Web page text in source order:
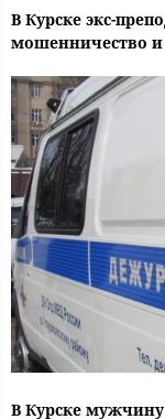
В Курске экс-
мошенничество и
В Курске